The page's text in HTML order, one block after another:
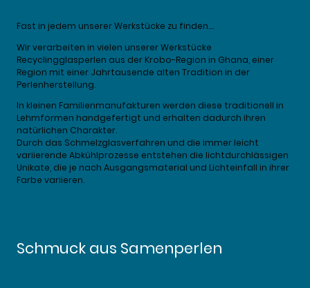
Fast in jedem unserer Werkstücke zu finden....
Wir verarbeiten in vielen unserer Werkstücke
Recyclingglasperlen aus der Krobo-Region in Ghana, einer
Region mit einer Jahrtausende alten Tradition in der
Perlenherstellung.
In kleinen Familienmanufakturen werden diese traditionell in
Lehmformen handgefertigt und erhalten dadurch ihren
natürlichen Charakter.
Durch das Schmelzglasverfahren und die immer leicht
variierende Abkühlprozesse entstehen die lichtdurchlässigen
Unikate, die je nach Ausgangsmaterial und Lichteinfall in ihrer
Farbe variieren.
Schmuck aus Samenperlen